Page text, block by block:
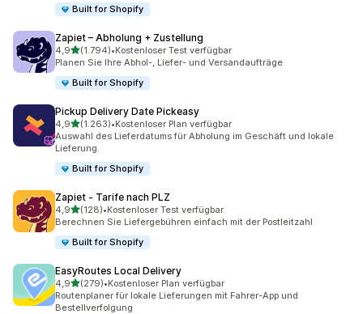
Built for Shopify
Zapiet – Abholung + Zustellung
4,9von 5 Sternen
(1.794)
1794 Rezensionen insgesamt
•Kostenloser Test verfügbar
Planen Sie Ihre Abhol-, Liefer- und Versandaufträge
Built for Shopify
Pickup Delivery Date Pickeasy
4,9von 5 Sternen
(1.263)
1263 Rezensionen insgesamt
•Kostenloser Plan verfügbar
Auswahl des Lieferdatums für Abholung im Geschäft und lokale
Lieferung.
Built for Shopify
Zapiet ‑ Tarife nach PLZ
4,9von 5 Sternen
(128)
128 Rezensionen insgesamt
•Kostenloser Test verfügbar
Berechnen Sie Liefergebühren einfach mit der Postleitzahl
Built for Shopify
EasyRoutes Local Delivery
4,9von 5 Sternen
(279)
279 Rezensionen insgesamt
•Kostenloser Plan verfügbar
Routenplaner für lokale Lieferungen mit Fahrer-App und
Bestellverfolgung